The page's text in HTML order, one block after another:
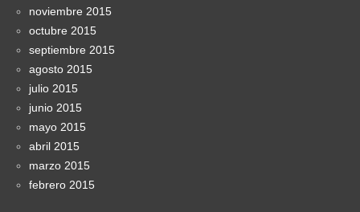
noviembre 2015
octubre 2015
septiembre 2015
agosto 2015
julio 2015
junio 2015
mayo 2015
abril 2015
marzo 2015
febrero 2015